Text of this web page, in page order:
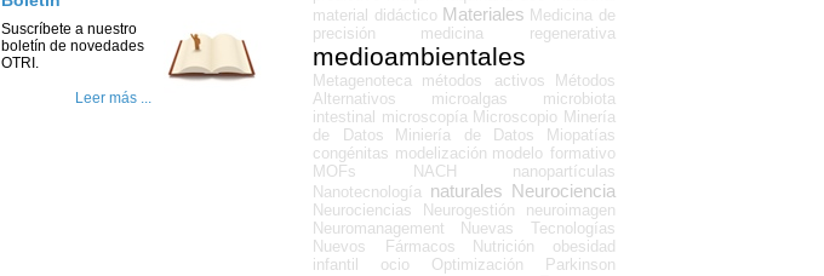
Suscríbete a nuestro
boletín de novedades
OTRI.
Leer más ...
material didáctico Materiales Medicina de
precisión
medicina regenerativa
medioambientales
Metagenoteca métodos activos
Métodos
Alternativos
microalgas
microbiota
intestinal microscopía Microscopio Minería
de Datos
Miniería de Datos
Miopatías
congénitas modelización modelo formativo
MOFs
NACH
nanopartículas
Nanotecnología naturales Neurociencia
Neurociencias Neurogestión
neuroimagen
Neuromanagement
Nuevas Tecnologías
Nuevos Fármacos
Nutrición
obesidad
infantil
ocio Optimización
Parkinson